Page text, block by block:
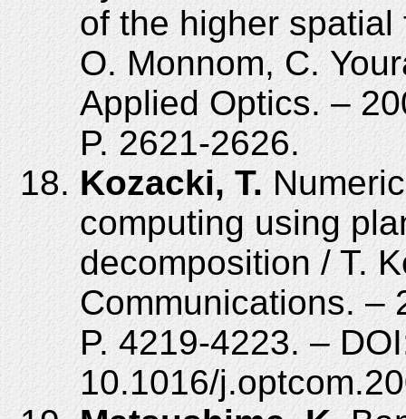
of the higher
O. Monnom, C.
Applied Optics. –
P. 2621-2626.
Kozacki, T.
computing using
decomposition / T.
Communications. –
P. 4219-4223. –
10.1016/